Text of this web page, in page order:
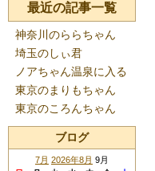
最近の記事一覧
神奈川のららちゃん
埼玉のしぃ君
ノアちゃん温泉に入る
東京のまりもちゃん
東京のころんちゃん
ブログ
7月 2026年8月 9月